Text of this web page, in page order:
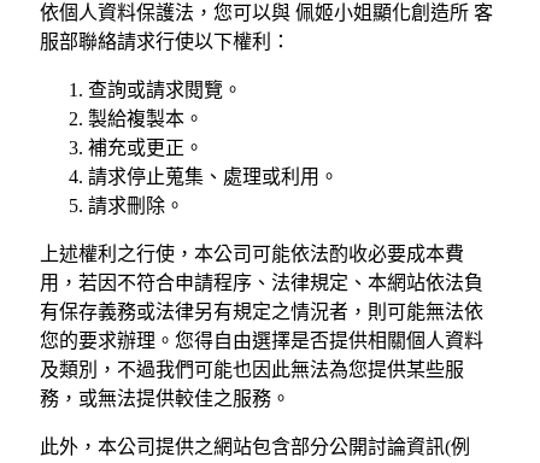
依個人資料保護法，您可以與 佩姬小姐顯化創造所 客
服部聯絡請求行使以下權利：
查詢或請求閱覽。
製給複製本。
補充或更正。
請求停止蒐集、處理或利用。
請求刪除。
上述權利之行使，本公司可能依法酌收必要成本費
用，若因不符合申請程序、法律規定、本網站依法負
有保存義務或法律另有規定之情況者，則可能無法依
您的要求辦理。您得自由選擇是否提供相關個人資料
及類別，不過我們可能也因此無法為您提供某些服
務，或無法提供較佳之服務。
此外，本公司提供之網站包含部分公開討論資訊(例